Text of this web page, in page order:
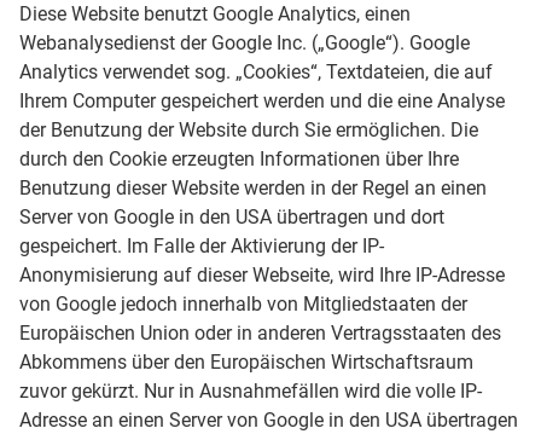
Diese Website benutzt Google Analytics, einen
Webanalysedienst der Google Inc. („Google“). Google
Analytics verwendet sog. „Cookies“, Textdateien, die auf
Ihrem Computer gespeichert werden und die eine Analyse
der Benutzung der Website durch Sie ermöglichen. Die
durch den Cookie erzeugten Informationen über Ihre
Benutzung dieser Website werden in der Regel an einen
Server von Google in den USA übertragen und dort
gespeichert. Im Falle der Aktivierung der IP-
Anonymisierung auf dieser Webseite, wird Ihre IP-Adresse
von Google jedoch innerhalb von Mitgliedstaaten der
Europäischen Union oder in anderen Vertragsstaaten des
Abkommens über den Europäischen Wirtschaftsraum
zuvor gekürzt. Nur in Ausnahmefällen wird die volle IP-
Adresse an einen Server von Google in den USA übertragen